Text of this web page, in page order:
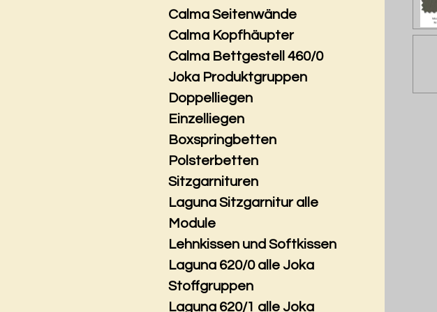
Calma Seitenwände
Calma Kopfhäupter
Calma Bettgestell 460/0
Joka Produktgruppen
Doppelliegen
Einzelliegen
Boxspringbetten
Polsterbetten
Sitzgarnituren
Laguna Sitzgarnitur alle
Module
Lehnkissen und Softkissen
Laguna 620/0 alle Joka
Stoffgruppen
Laguna 620/1 alle Joka